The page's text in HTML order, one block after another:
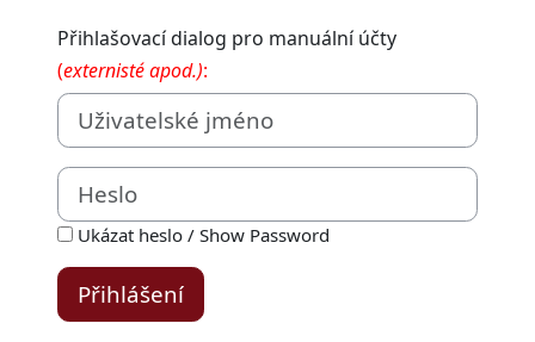
Přihlašovací dialog pro manuální účty
(externisté apod.):
Uživatelské jméno
Heslo
Ukázat heslo / Show Password
Přihlášení